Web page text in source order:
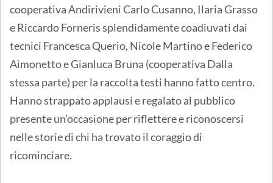
cooperativa Andirivieni Carlo Cusanno, Ilaria Grasso
e Riccardo Forneris splendidamente coadiuvati dai
tecnici Francesca Querio, Nicole Martino e Federico
Aimonetto e Gianluca Bruna (cooperativa Dalla
stessa parte) per la raccolta testi hanno fatto centro.
Hanno strappato applausi e regalato al pubblico
presente un’occasione per riflettere e riconoscersi
nelle storie di chi ha trovato il coraggio di
ricominciare.